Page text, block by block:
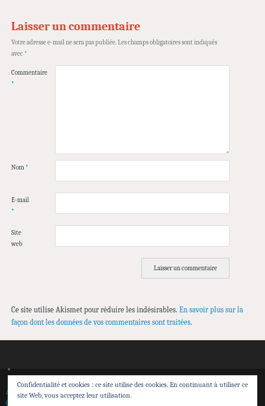
Laisser un commentaire
Votre adresse e-mail ne sera pas publiée.Les champs obligatoires sont indiqués
avec *
Commentaire
*
Nom*
E-mail
*
Site
web
Ce site utilise Akismet pour réduire les indésirables. En savoir plus sur la
façon dont les données de vos commentaires sont traitées.
Accueil Spectacles Théâtre de Sensibilisation
Calendrier
Confidentialité et cookies : ce site utilise des cookies. En continuant à utiliser ce
site Web, vous acceptez leur utilisation.